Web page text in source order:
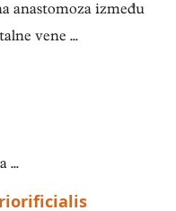
anastomoza između
vene ...
...